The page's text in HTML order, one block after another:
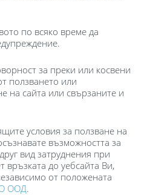
по всяко време да
за преки или косвени
ползването или
на сайта или свързаните и
условия за ползване на
възможността за
вид затруднения при
връзката до уебсайта Ви,
от положената
ООД.